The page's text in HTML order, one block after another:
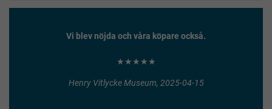
Vi blev nöjda och våra köpare också.
★★★★★
Henry Vitlycke Museum, 2025-04-15